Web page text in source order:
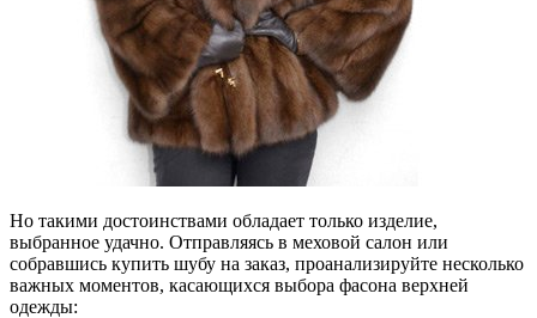
Но такими достоинствами обладает только изделие,
выбранное удачно. Отправляясь в меховой салон или
собравшись купить шубу на заказ, проанализируйте несколько
важных моментов, касающихся выбора фасона верхней
одежды: